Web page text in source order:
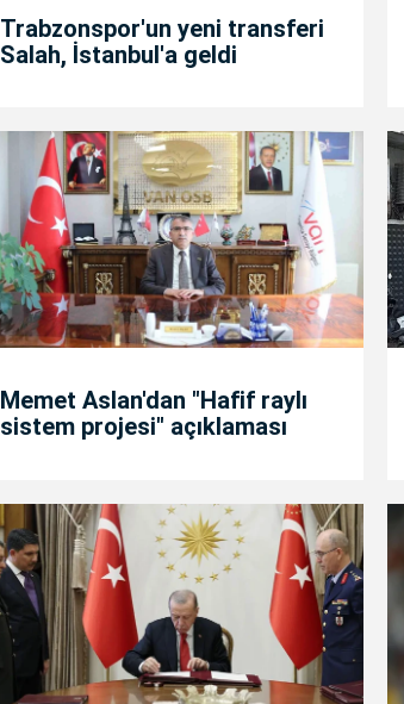
Trabzonspor'un yeni transferi
Salah, İstanbul'a geldi
Memet Aslan'dan "Hafif raylı
sistem projesi" açıklaması